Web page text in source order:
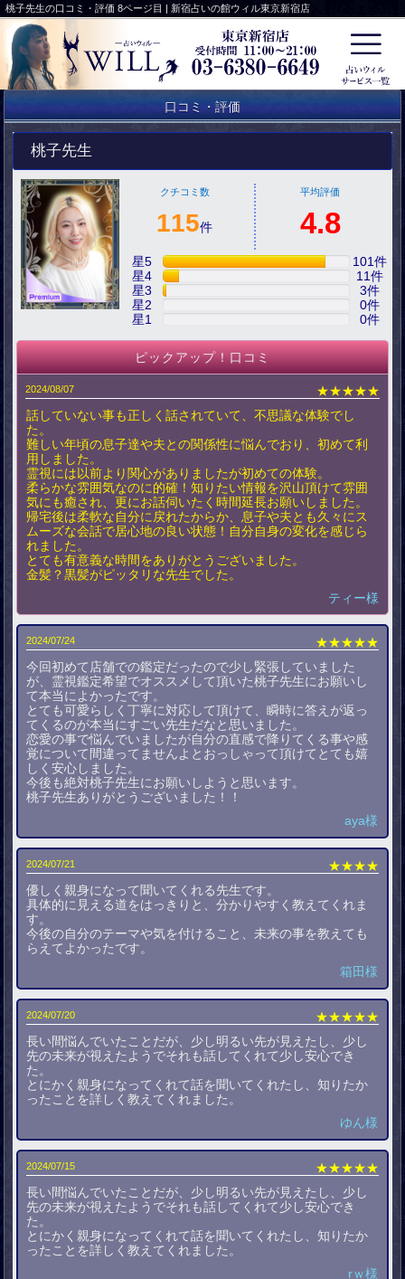
桃子先生の口コミ・評価 8ページ目 | 新宿占いの館ウィル東京新宿店
口コミ・評価
桃子先生
クチコミ数
115件
平均評価
4.8
星5 101件
星4
11件
星3
3件
星2
0件
星1
0件
ピックアップ！口コミ
2024/08/07
★★★★★
話していない事も正しく話されていて、不思議な体験でし
た。
難しい年頃の息子達や夫との関係性に悩んでおり、初めて利
用しました。
霊視には以前より関心がありましたが初めての体験。
柔らかな雰囲気なのに的確！知りたい情報を沢山頂けて雰囲
気にも癒され、更にお話伺いたく時間延長お願いしました。
帰宅後は柔軟な自分に戻れたからか、息子や夫とも久々にス
ムーズな会話で居心地の良い状態！自分自身の変化を感じら
れました。
とても有意義な時間をありがとうございました。
金髪？黒髪がピッタリな先生でした。
ティー様
2024/07/24
★★★★★
今回初めて店舗での鑑定だったので少し緊張していました
が、霊視鑑定希望でオススメして頂いた桃子先生にお願いし
て本当によかったです。
とても可愛らしく丁寧に対応して頂けて、瞬時に答えが返っ
てくるのが本当にすごい先生だなと思いました。
恋愛の事で悩んでいましたが自分の直感で降りてくる事や感
覚について間違ってませんよとおっしゃって頂けてとても嬉
しく安心しました。
今後も絶対桃子先生にお願いしようと思います。
桃子先生ありがとうございました！！
aya様
2024/07/21
★★★★
優しく親身になって聞いてくれる先生です。
具体的に見える道をはっきりと、分かりやすく教えてくれま
す。
今後の自分のテーマや気を付けること、未来の事を教えても
らえてよかったです。
箱田様
2024/07/20
★★★★★
長い間悩んでいたことだが、少し明るい先が見えたし、少し
先の未来が視えたようでそれも話してくれて少し安心でき
た。
とにかく親身になってくれて話を聞いてくれたし、知りたか
ったことを詳しく教えてくれました。
ゆん様
2024/07/15
★★★★★
長い間悩んでいたことだが、少し明るい先が見えたし、少し
先の未来が視えたようでそれも話してくれて少し安心でき
た。
とにかく親身になってくれて話を聞いてくれたし、知りたか
ったことを詳しく教えてくれました。
rｗ様